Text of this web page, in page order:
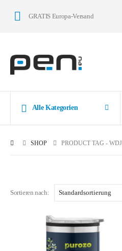
GRATIS Europa-Versand
Alle Kategorien
SHOP PRODUCT TAG - WDJ
Sortieren nach: